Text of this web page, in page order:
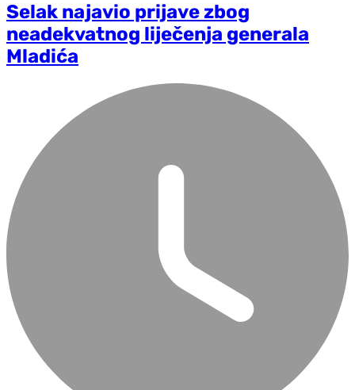
Selak najavio prijave zbog
neadekvatnog liječenja generala
Mladića